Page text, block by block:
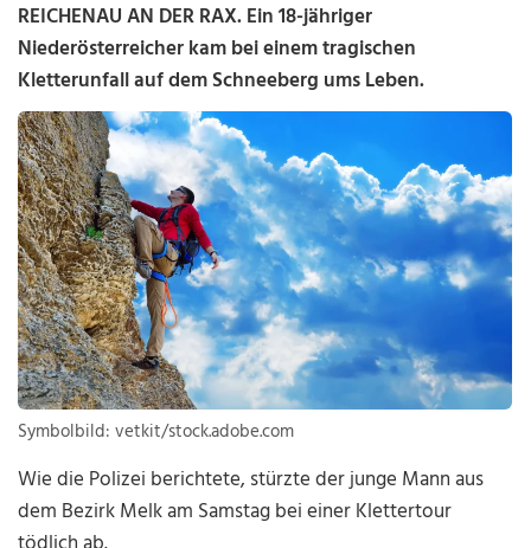
REICHENAU AN DER RAX. Ein 18-jähriger
Niederösterreicher kam bei einem tragischen
Kletterunfall auf dem Schneeberg ums Leben.
Symbolbild: vetkit/stock.adobe.com
Wie die Polizei berichtete, stürzte der junge Mann aus
dem Bezirk Melk am Samstag bei einer Klettertour